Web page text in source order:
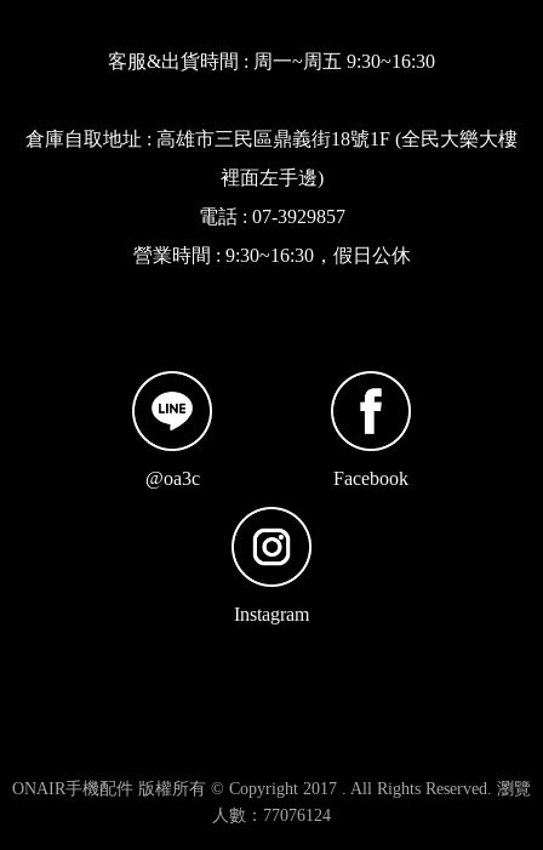
客服&出貨時間 : 周一~周五 9:30~16:30
倉庫自取地址 : 高雄市三民區鼎義街18號1F (全民大樂大樓
裡面左手邊)
電話 : 07-3929857
營業時間 : 9:30~16:30，假日公休
@oa3c Facebook
Instagram
ONAIR手機配件 版權所有 © Copyright 2017 . All Rights Reserved. 瀏覽
人數：77076124